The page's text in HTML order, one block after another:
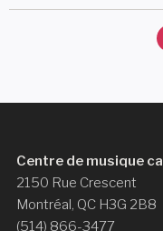
Centre de musique
2150 Rue Crescent
Montréal, QC H3G 2B8
(514) 866-3477